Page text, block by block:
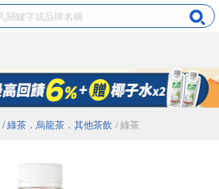
/ 綠茶．烏龍茶．其他茶飲 / 綠茶